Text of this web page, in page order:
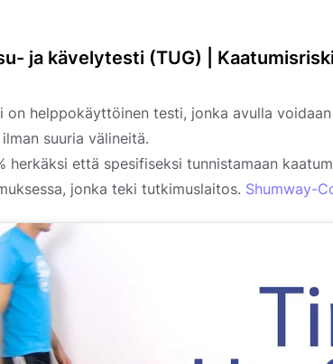
ja kävelytesti (TUG) |
on helppokäyttöinen testi, jonka avulla
suuria välineitä.
herkäksi että spesifiseksi tunnistamaan
jonka teki tutkimuslaitos. Shumway-